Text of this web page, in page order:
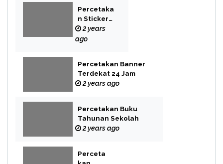
Percetaka
n Sticker
Label
2 years
ago
Percetakan Banner
Terdekat 24 Jam
2 years ago
Percetakan Buku
Tahunan Sekolah
2 years ago
Perceta